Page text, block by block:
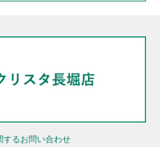
するお問い合わせ